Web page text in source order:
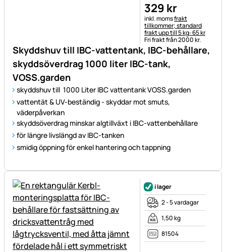
Skyddshuv till IBC-vattentank, IBC-behållare,
skyddsöverdrag 1000 liter IBC-tank,
VOSS.garden
skyddshuv till 1000 Liter IBC vattentank VOSS.garden
vattentät & UV-beständig - skyddar mot smuts,
väderpåverkan
skyddsöverdrag minskar algtillväxt i IBC-vattenbehållare
för längre livslängd av IBC-tanken
smidig öppning för enkel hantering och tappning
329 kr
Skatteinformation:
inkl. momsfrakt
tillkommer; standard
frakt upp till 5 kg: 65 kr
Fri frakt från 2000 kr.
i lager
2 - 5 vardagar
1,50 kg
81504